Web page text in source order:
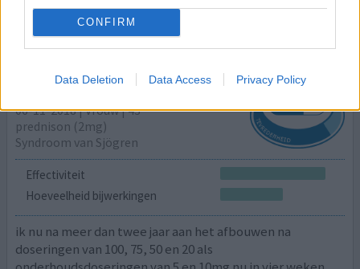
CONFIRM
Data Deletion Data Access Privacy Policy
geef mening
Prednison tabletten
06-11-2018 | Vrouw | 43
prednison (2mg)
Syndroom van Sjögren
Effectiviteit
Hoeveelheid bijwerkingen
ik nu na meer dan twee jaar aan het afbouwen na
doseringen van 100, 75, 50 en 20 als